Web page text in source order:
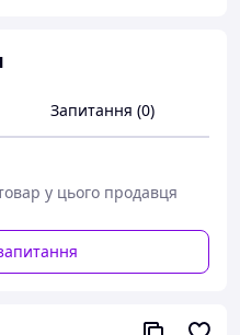
вибрати на сайті Після
Запитання (0)
у цього продавця